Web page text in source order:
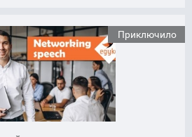
Приключило